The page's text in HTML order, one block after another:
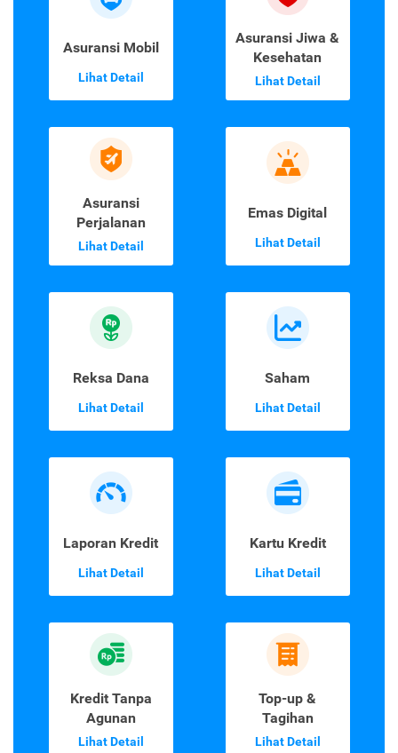
Asuransi Mobil
Lihat Detail
Asuransi Jiwa &
Kesehatan
Lihat Detail
Asuransi
Perjalanan
Lihat Detail
Emas Digital
Lihat Detail
Reksa Dana
Lihat Detail
Saham
Lihat Detail
Laporan Kredit
Lihat Detail
Kartu Kredit
Lihat Detail
Kredit Tanpa
Agunan
Lihat Detail
Top-up &
Tagihan
Lihat Detail